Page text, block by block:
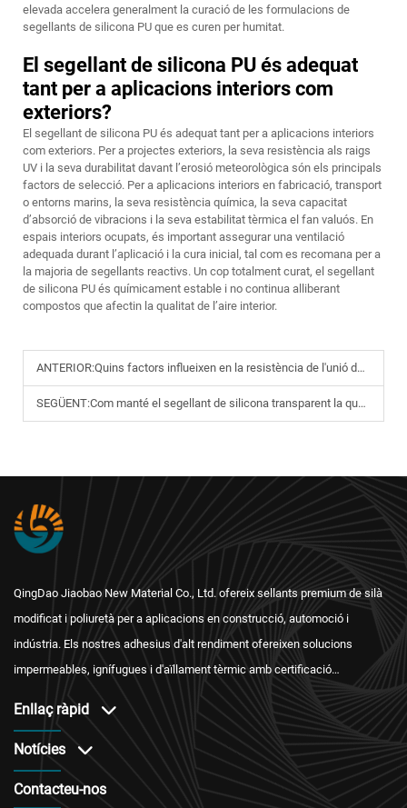
elevada accelera generalment la curació de les formulacions de
segellants de silicona PU que es curen per humitat.
El segellant de silicona PU és adequat
tant per a aplicacions interiors com
exteriors?
El segellant de silicona PU és adequat tant per a aplicacions interiors
com exteriors. Per a projectes exteriors, la seva resistència als raigs
UV i la seva durabilitat davant l’erosió meteorològica són els principals
factors de selecció. Per a aplicacions interiors en fabricació, transport
o entorns marins, la seva resistència química, la seva capacitat
d’absorció de vibracions i la seva estabilitat tèrmica el fan valuós. En
espais interiors ocupats, és important assegurar una ventilació
adequada durant l’aplicació i la cura inicial, tal com es recomana per a
la majoria de segellants reactivs. Un cop totalment curat, el segellant
de silicona PU és químicament estable i no continua alliberant
compostos que afectin la qualitat de l’aire interior.
ANTERIOR:Quins factors influeixen en la resistència de l'unió del segellant estructural de silicona?
SEGÜENT:Com manté el segellant de silicona transparent la qualitat estètica de la superfície?
QingDao Jiaobao New Material Co., Ltd. ofereix sellants premium de silà
modificat i poliuretà per a aplicacions en construcció, automoció i
indústria. Els nostres adhesius d'alt rendiment ofereixen solucions
impermeables, ignífugues i d'aïllament tèrmic amb certificació
Enllaç ràpid
Notícies
Contacteu-nos